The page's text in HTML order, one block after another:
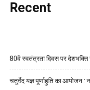
Recent
80वें स्वतंत्रता दिवस पर देशभक्ति
चतुर्वेद यज्ञ पूर्णाहुति का आयोजन :